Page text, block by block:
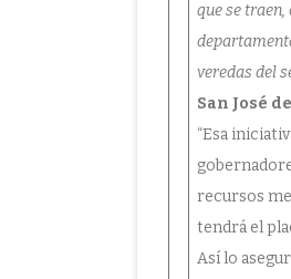
que se
veredas del
San José
“Esa
recursos
tendrá el
Así lo